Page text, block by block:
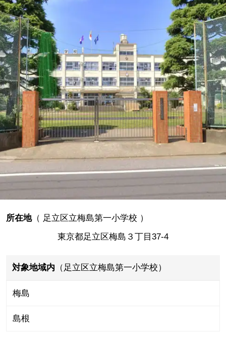
所在地（ 足立区立梅島第一小学校 ）
東京都足立区梅島３丁目37-4
対象地域内 （足立区立梅島第一小学校）
梅島
島根